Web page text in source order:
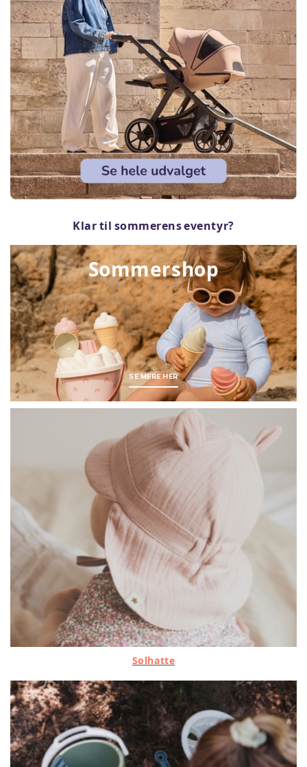
Klar til sommerens eventyr?
Sommershop
SE MERE HER
Solhatte